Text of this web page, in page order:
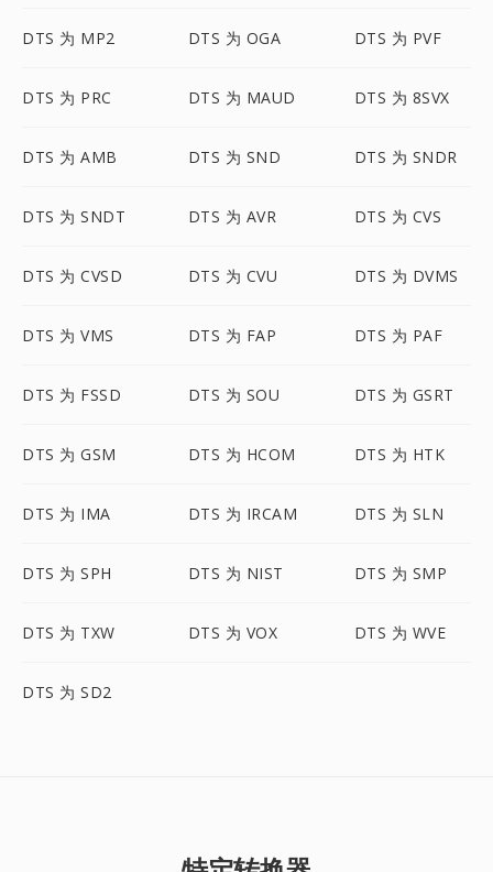
DTS 为 MP2 DTS 为 OGA DTS 为 PVF
DTS 为 PRC DTS 为 MAUD DTS 为 8SVX
DTS 为 AMB DTS 为 SND DTS 为 SNDR
DTS 为 SNDT DTS 为 AVR DTS 为 CVS
DTS 为 CVSD DTS 为 CVU DTS 为 DVMS
DTS 为 VMS DTS 为 FAP DTS 为 PAF
DTS 为 FSSD DTS 为 SOU DTS 为 GSRT
DTS 为 GSM DTS 为 HCOM DTS 为 HTK
DTS 为 IMA DTS 为 IRCAM DTS 为 SLN
DTS 为 SPH DTS 为 NIST DTS 为 SMP
DTS 为 TXW DTS 为 VOX DTS 为 WVE
DTS 为 SD2